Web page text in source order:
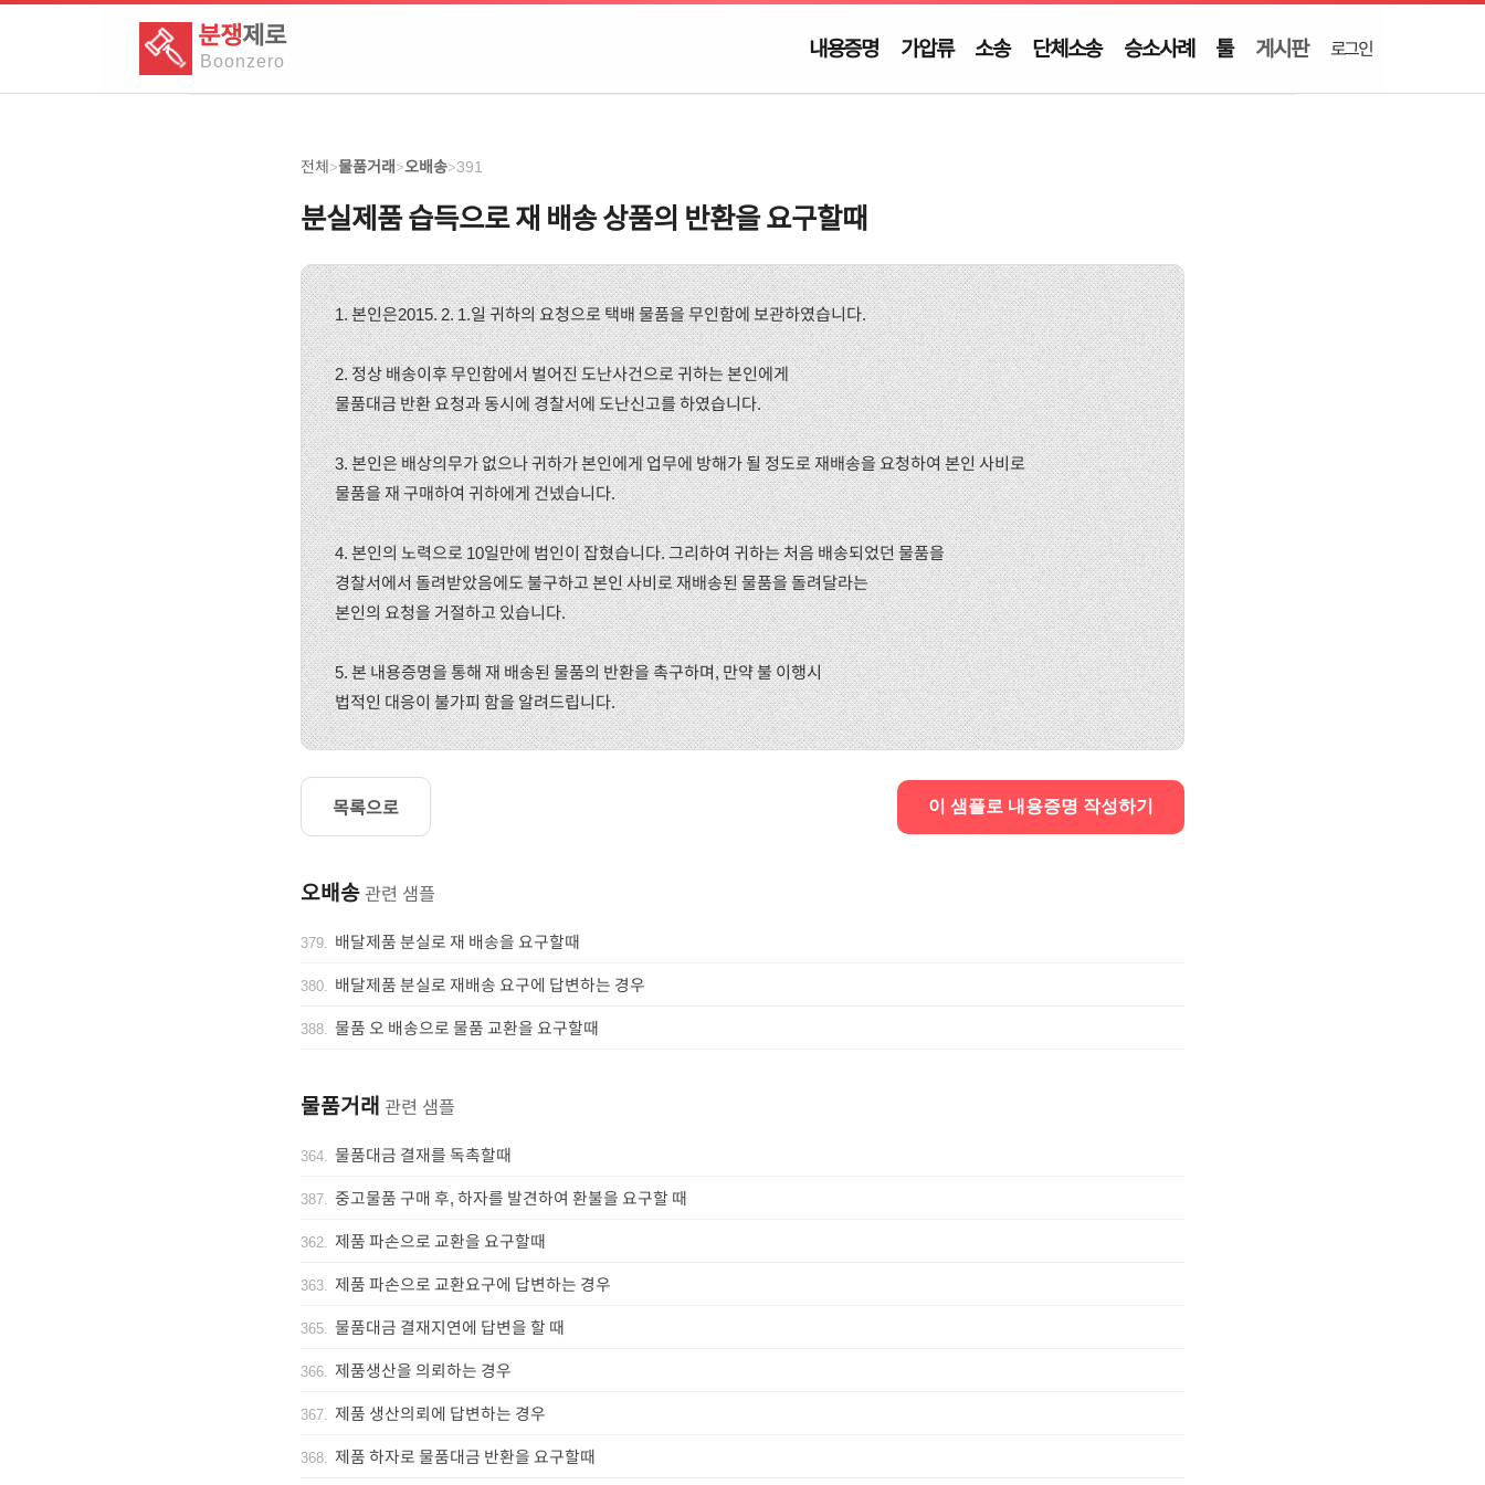
분쟁제로
Boonzero 내용증명 가압류 소송 단체소송 승소사례 툴 게시판 로그인
전체>물품거래>오배송>391
분실제품 습득으로 재 배송 상품의 반환을 요구할때
1. 본인은2015. 2. 1.일 귀하의 요청으로 택배 물품을 무인함에 보관하였습니다.
2. 정상 배송이후 무인함에서 벌어진 도난사건으로 귀하는 본인에게
물품대금 반환 요청과 동시에 경찰서에 도난신고를 하였습니다.
3. 본인은 배상의무가 없으나 귀하가 본인에게 업무에 방해가 될 정도로 재배송을 요청하여 본인 사비로
물품을 재 구매하여 귀하에게 건넸습니다.
4. 본인의 노력으로 10일만에 범인이 잡혔습니다. 그리하여 귀하는 처음 배송되었던 물품을
경찰서에서 돌려받았음에도 불구하고 본인 사비로 재배송된 물품을 돌려달라는
본인의 요청을 거절하고 있습니다.
5. 본 내용증명을 통해 재 배송된 물품의 반환을 촉구하며, 만약 불 이행시
법적인 대응이 불가피 함을 알려드립니다.
목록으로 이 샘플로 내용증명 작성하기
오배송 관련 샘플
379. 배달제품 분실로 재 배송을 요구할때
380. 배달제품 분실로 재배송 요구에 답변하는 경우
388. 물품 오 배송으로 물품 교환을 요구할때
물품거래 관련 샘플
364. 물품대금 결재를 독촉할때
387. 중고물품 구매 후, 하자를 발견하여 환불을 요구할 때
362. 제품 파손으로 교환을 요구할때
363. 제품 파손으로 교환요구에 답변하는 경우
365. 물품대금 결재지연에 답변을 할 때
366. 제품생산을 의뢰하는 경우
367. 제품 생산의뢰에 답변하는 경우
368. 제품 하자로 물품대금 반환을 요구할때